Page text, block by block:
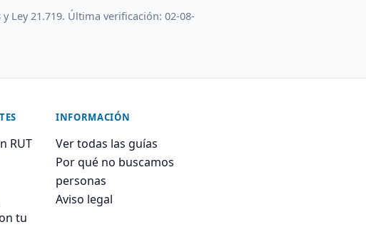
Ley 21.719. Última verificación: 02-08-
RUT
tu
INFORMACIÓN
Ver todas las guías
Por qué no buscamos
personas
Aviso legal